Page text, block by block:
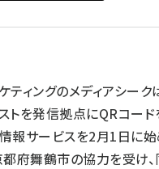
ティングのメディアシーク
トを発信拠点にQRコー
報サービスを2月1日に始
都府舞鶴市の協力を受け